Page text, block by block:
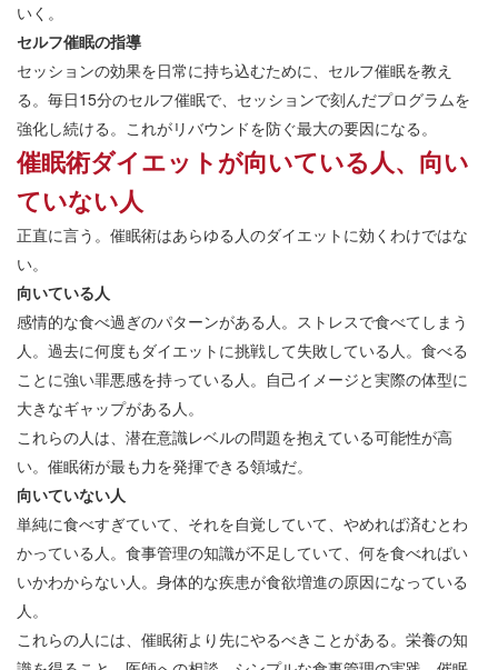
いく。
セルフ催眠の指導
セッションの効果を日常に持ち込むために、セルフ催眠を教え
る。毎日15分のセルフ催眠で、セッションで刻んだプログラムを
強化し続ける。これがリバウンドを防ぐ最大の要因になる。
催眠術ダイエットが向いている人、向い
ていない人
正直に言う。催眠術はあらゆる人のダイエットに効くわけではな
い。
向いている人
感情的な食べ過ぎのパターンがある人。ストレスで食べてしまう
人。過去に何度もダイエットに挑戦して失敗している人。食べる
ことに強い罪悪感を持っている人。自己イメージと実際の体型に
大きなギャップがある人。
これらの人は、潜在意識レベルの問題を抱えている可能性が高
い。催眠術が最も力を発揮できる領域だ。
向いていない人
単純に食べすぎていて、それを自覚していて、やめれば済むとわ
かっている人。食事管理の知識が不足していて、何を食べればい
いかわからない人。身体的な疾患が食欲増進の原因になっている
人。
これらの人には、催眠術より先にやるべきことがある。栄養の知